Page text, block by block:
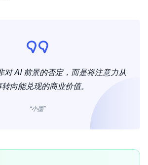
对 AI 前景的否定，而是将注意力从
向能兑现的商业价值。
“小墨”